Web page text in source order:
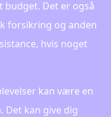
Det er også
forsikring og anden
hvis noget
kan være en
Det kan give dig